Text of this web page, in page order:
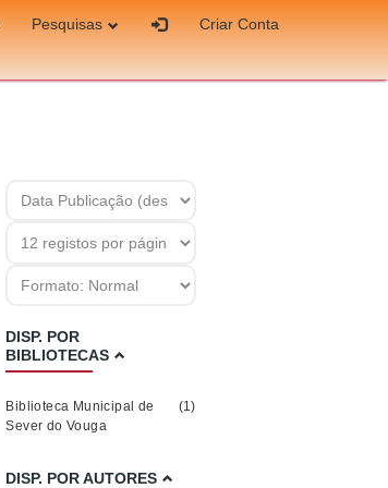
Pesquisas
Criar Conta
DISP. POR
BIBLIOTECAS
Biblioteca Municipal de
Sever do Vouga
(1)
DISP. POR AUTORES